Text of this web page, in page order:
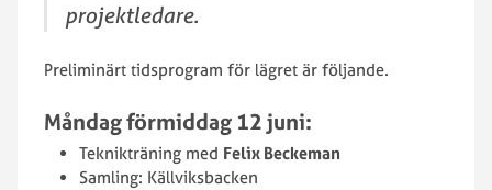
projektledare.
Preliminärt tidsprogram för lägret är följande.
Måndag förmiddag 12 juni:
Teknikträning med Felix Beckeman
Samling: Källviksbacken